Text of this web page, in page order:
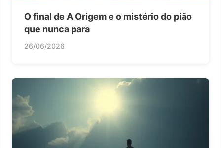
O final de A Origem e o mistério do pião
que nunca para
26/06/2026